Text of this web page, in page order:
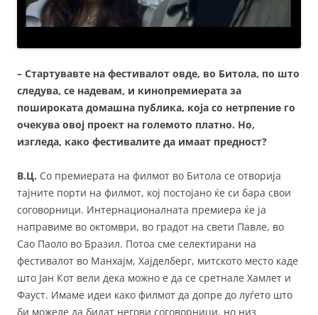
– Стартувавте на фестивалот овде, во Битола, по што
следува, се надевам, и кинопремиерата за
пошироката домашна публика, која со нетрпение го
очекува овој проект на големото платно. Но,
изгледа, како фестивалите да имаат предност?
В.Ц. Со премиерата на филмот во Битола се отворија
тајните порти на филмот, кој постојано ќе си бара свои
соговорници. Интернационалната премиера ќе ја
направиме во октомври, во градот на свети Павле, во
Сао Паоло во Бразил. Потоа сме селектирани на
фестивалот во Манхајм, Хајделберг, митското место каде
што Јан Кот вели дека можно е да се сретнале Хамлет и
Фауст. Имаме идеи како филмот да допре до луѓето што
би можеле да бидат негови соговорници, но низ